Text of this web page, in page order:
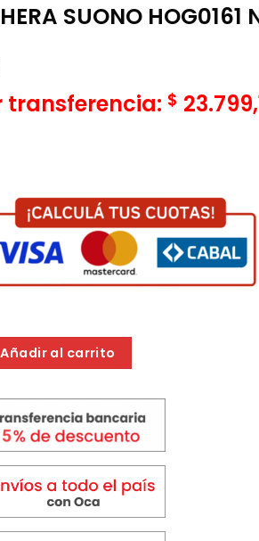
SUONO HOG0161
transferencia: $
HOG0161 NEGRA cantidad
Añadir al carrito